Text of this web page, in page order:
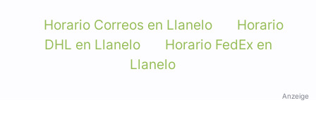
Horario Correos en Llanelo
Horario
DHL en Llanelo
Horario FedEx en
Llanelo
Anzeige